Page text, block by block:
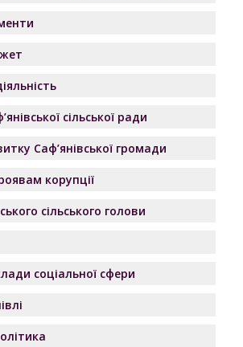
сільської ради
Саф’янівської громади
корупції
сільського голови
соціальної сфери